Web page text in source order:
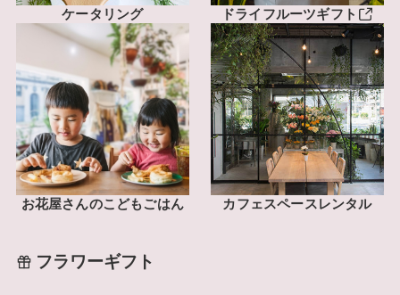
ケータリング ドライフルーツギフト
お花屋さんのこどもごはん カフェスペースレンタル
フラワーギフト